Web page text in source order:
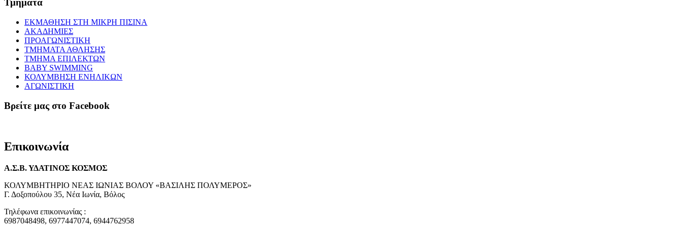
Τμήματα
ΕΚΜΑΘΗΣΗ ΣΤΗ ΜΙΚΡΗ ΠΙΣΙΝΑ
ΑΚΑΔΗΜΙΕΣ
ΠΡΟΑΓΩΝΙΣΤΙΚΗ
ΤΜΗΜΑΤΑ ΑΘΛΗΣΗΣ
ΤΜΗΜΑ ΕΠΙΛΕΚΤΩΝ
BABY SWIMMING
ΚΟΛΥΜΒΗΣΗ ΕΝΗΛΙΚΩΝ
ΑΓΩΝΙΣΤΙΚΗ
Βρείτε μας στο Facebook
Επικοινωνία
Α.Σ.Β. ΥΔΑΤΙΝΟΣ ΚΟΣΜΟΣ
ΚΟΛΥΜΒΗΤΗΡΙΟ ΝΕΑΣ ΙΩΝΙΑΣ ΒΟΛΟΥ «ΒΑΣΙΛΗΣ ΠΟΛΥΜΕΡΟΣ»
Γ. Δοξοπούλου 35, Νέα Ιωνία, Βόλος
Τηλέφωνα επικοινωνίας :
6987048498, 6977447074, 6944762958